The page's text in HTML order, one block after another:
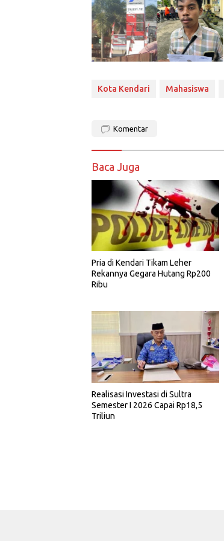
Kota Kendari Mahasiswa
Komentar
Baca Juga
Pria di Kendari Tikam Leher
Rekannya Gegara Hutang Rp200
Ribu
Realisasi Investasi di Sultra
Semester I 2026 Capai Rp18,5
Triliun